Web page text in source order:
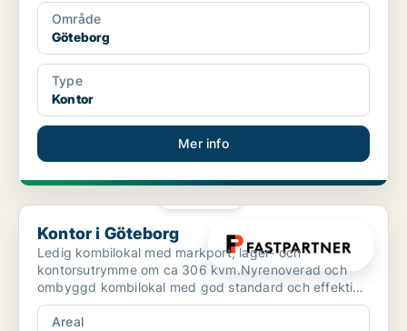
Område
Göteborg
Type
Kontor
Mer info
Kontor i Göteborg
Kontor i Göteborg
Ledig kombilokal med markport, lager- och
kontorsutrymme om ca 306 kvm.Nyrenoverad och
ombyggd kombilokal med god standard och effektiv
planlösning.Hyresvärd...
Areal